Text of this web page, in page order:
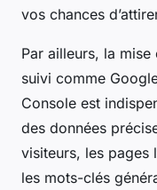
vos chances
Par ailleurs, la mise
suivi comme
Console est
des données
visiteurs, les pages
les mots-clés